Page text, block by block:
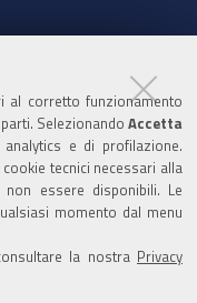
al corretto funzionamento
Selezionando Accetta
e di profilazione.
tecnici necessari alla
essere disponibili. Le
momento dal menu
la nostra
Privacy
i pagamenti
o con Avviso di
PagoPA